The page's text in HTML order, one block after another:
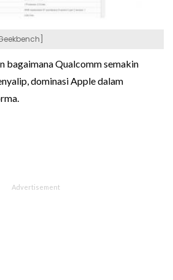
bagaimana Qualcomm semakin
dominasi Apple dalam